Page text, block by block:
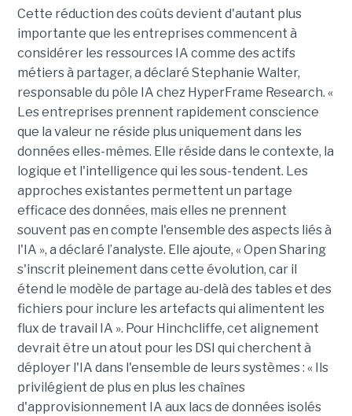
Cette réduction des coûts devient d'autant plus
importante que les entreprises commencent à
considérer les ressources IA comme des actifs
métiers à partager, a déclaré Stephanie Walter,
responsable du pôle IA chez HyperFrame Research. «
Les entreprises prennent rapidement conscience
que la valeur ne réside plus uniquement dans les
données elles-mêmes. Elle réside dans le contexte, la
logique et l'intelligence qui les sous-tendent. Les
approches existantes permettent un partage
efficace des données, mais elles ne prennent
souvent pas en compte l'ensemble des aspects liés à
l'IA », a déclaré l’analyste. Elle ajoute, « Open Sharing
s'inscrit pleinement dans cette évolution, car il
étend le modèle de partage au-delà des tables et des
fichiers pour inclure les artefacts qui alimentent les
flux de travail IA ». Pour Hinchcliffe, cet alignement
devrait être un atout pour les DSI qui cherchent à
déployer l'IA dans l'ensemble de leurs systèmes : « Ils
privilégient de plus en plus les chaînes
d'approvisionnement IA aux lacs de données isolés